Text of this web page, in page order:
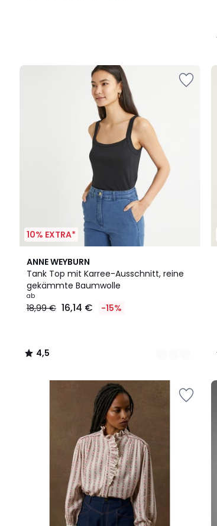
10% EXTRA*
ANNE WEYBURN
Tank Top mit Karree-Ausschnitt, reine
gekämmte Baumwolle
ab
18,99 € 16,14 € -15%
4,5
/ 5
4
Farben
4,5
/